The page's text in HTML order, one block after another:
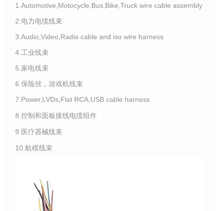
1.Automotive,Motocycle,Bus,Bike,Truck wire cable assembly
2.电力电缆线束
3.Audio,Video,Radio cable and iso wire harness
4.工业线束
5.家电线束
6.保险丝，游戏机线束
7.Power,LVDs,Flat RCA,USB cable harness
8.控制和面板接线电缆组件
9.医疗器械线束
10.航模线束